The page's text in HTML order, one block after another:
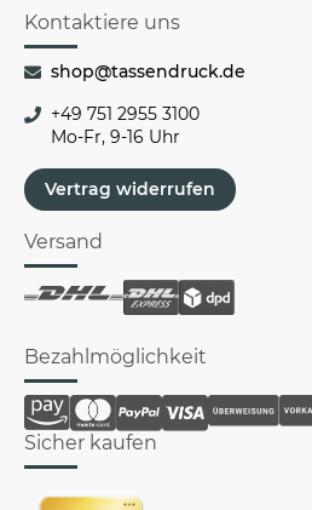
Kontaktiere uns
shop@tassendruck.de
+49 751 2955 3100
Mo-Fr, 9-16 Uhr
Vertrag widerrufen
Versand
Bezahlmöglichkeit
Sicher kaufen